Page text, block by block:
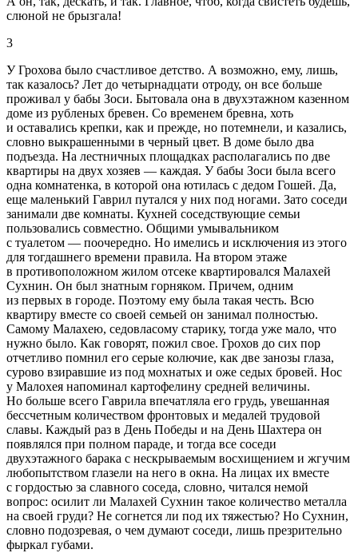
слюной не брызгала!
3
У Грохова было счастливое детство. А возможно, ему, лишь,
так казалось? Лет до четырнадцати отроду, он все больше
проживал у бабы Зоси. Бытовала она в двухэтажном казенном
доме из рубленых бревен. Со временем бревна, хоть
и оставались крепки, как и прежде, но потемнели, и казались,
словно выкрашенными в черный цвет. В доме было два
подъезда. На лестничных площадках располагались по две
квартиры на двух хозяев — каждая. У бабы Зоси была всего
одна комнатенка, в которой она ютилась с дедом Гошей. Да,
еще маленький Гаврил путался у них под ногами. Зато соседи
занимали две комнаты. Кухней соседствующие семьи
пользовались совместно. Общими умывальником
с туалетом — поочередно. Но имелись и исключения из этого
для тогдашнего времени правила. На втором этаже
в противоположном жилом отсеке квартировался Малахей
Сухнин. Он был знатным горняком. Причем, одним
из первых в городе. Поэтому ему была такая честь. Всю
квартиру вместе со своей семьей он занимал полностью.
Самому Малахею, седовласому старику, тогда уже мало, что
нужно было. Как говорят, пожил свое. Грохов до сих пор
отчетливо помнил его серые колючие, как две занозы глаза,
сурово взиравшие из под мохнатых и оже седых бровей. Нос
у Малохея напоминал картофелину средней величины.
Но больше всего Гаврила впечатляла его грудь, увешанная
бессчетным количеством фронтовых и медалей трудовой
славы. Каждый раз в День Победы и на День Шахтера он
появлялся при полном параде, и тогда все соседи
двухэтажного барака с нескрываемым восхищением и жгучим
любопытством глазели на него в окна. На лицах их вместе
с гордостью за славного соседа, словно, читался немой
вопрос: осилит ли Малахей Сухнин такое количество металла
на своей груди? Не согнется ли под их тяжестью? Но Сухнин,
словно подозревая, о чем думают соседи, лишь презрительно
фыркал губами.